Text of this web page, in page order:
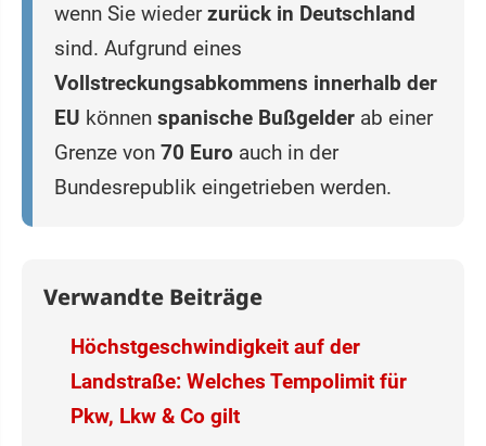
wenn Sie wiederzurück in Deutschland
sind. Aufgrund eines
Vollstreckungsabkommens innerhalb der
EU können spanische Bußgelder ab einer
Grenze von 70 Euro auch in der
Bundesrepublik eingetrieben werden.
Verwandte Beiträge
Höchstgeschwindigkeit auf der
Landstraße: Welches Tempolimit für
Pkw, Lkw & Co gilt